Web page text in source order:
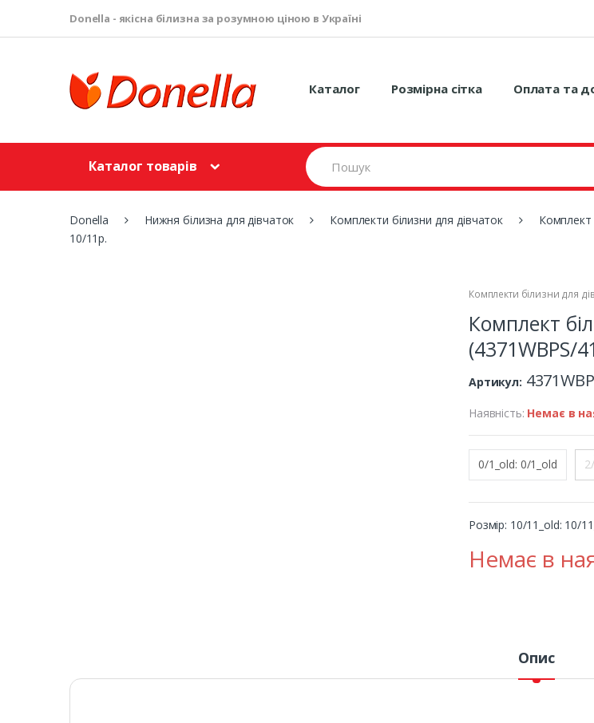
Donella - якісна білизна за розумною ціною в Україні
Каталог Розмірна сітка Оплата та
Каталог товарів
S
e
a
r
h
Donella Нижня білизна для дівчаток Комплекти білизни для дівчаток
Комплект
10/11р.
Комплекти білизни для
Комплект
(4371WBPS/
Артикул:
Наявність: Немає в
0/1_old: 0/1_old
Розмір: 10/11_old: 10/
Немає в
Опис